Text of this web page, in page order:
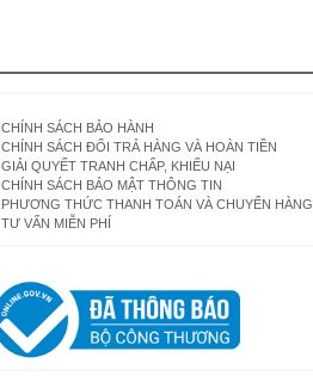
CHÍNH SÁCH BẢO HÀNH
CHÍNH SÁCH ĐỔI TRẢ HÀNG VÀ HOÀN TIỀN
GIẢI QUYẾT TRANH CHẤP, KHIẾU NẠI
CHÍNH SÁCH BẢO MẬT THÔNG TIN
PHƯƠNG THỨC THANH TOÁN VÀ CHUYỂN HÀNG
TƯ VẤN MIỄN PHÍ